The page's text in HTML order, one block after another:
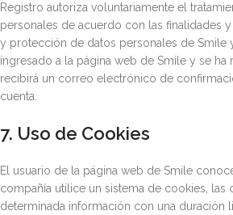
Registro autoriza voluntariamente el
personales de acuerdo con las finalidades
y protección de datos personales de Smile
ingresado a la página web de Smile y se ha
recibirá un correo electrónico de
cuenta.
7. Uso de Cookies
El usuario de la página web de Smile
compañía utilice un sistema de cookies, las
determinada información con una duración